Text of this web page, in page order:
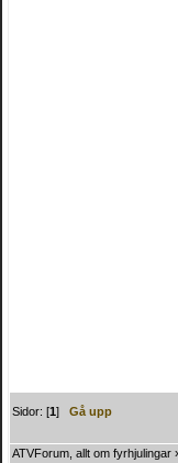
Sidor: [1]Gå upp
ATVForum, allt om fyrhjulingar